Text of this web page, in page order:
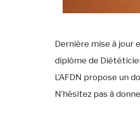
Dernière mise à jour
diplôme de
L’AFDN propose un
N’hésitez pas à